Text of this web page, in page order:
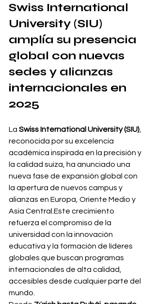
Swiss International
University (SIU)
amplía su presencia
global con nuevas
sedes y alianzas
internacionales en
2025
La Swiss International University (SIU)
reconocida por su excelencia
académica inspirada en la precisión y
la calidad suiza, ha anunciado una
nueva fase de expansión global con
la apertura de nuevos campus y
alianzas en Europa, Oriente Medio y
Asia Central.Este crecimiento
refuerza el compromiso de la
universidad con la innovación
educativa y la formación de líderes
globales que buscan programas
internacionales de alta calidad,
accesibles desde cualquier parte del
mundo.